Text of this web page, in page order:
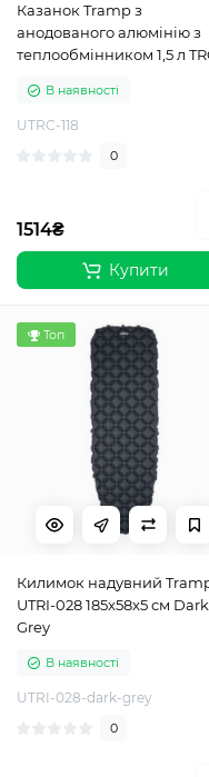
Казанок Tramp з
анодованого алюмінію з
теплообмінником 1,5 л
В наявності
UTRC-118
0
1514₴
Купити
Топ
Килимок надувний
UTRI-028 185x58x5 см Dark
Grey
В наявності
UTRI-028-dark-grey
0